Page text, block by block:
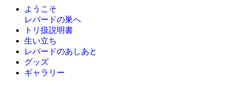
ようこそ
レバードの巣へ
トリ扱説明書
生い立ち
レバードのあしあと
グッズ
ギャラリー